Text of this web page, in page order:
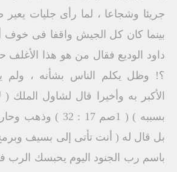
جريئا وشجاعا ، لما رأى جليات
بينما كان كل الجيش واقفا فى خوف
داود الوديع فقال من هو هذا الأغلف
؟‍‍‍‍‍‍‍‍‍‍‍‍‍‍‍‍‍‍‍‍‍‍‍‍‍‍! وظل يكلم الناس بشأنه ، ولم
الأكبر به وأخيرا قال لشاول
بسببه ) ( 1صم 17 :
بل قال له ( أنت تأتى إلى بسيف